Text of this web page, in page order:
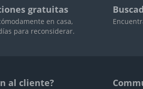
gratuitas
en casa,
para reconsiderar.
al cliente?